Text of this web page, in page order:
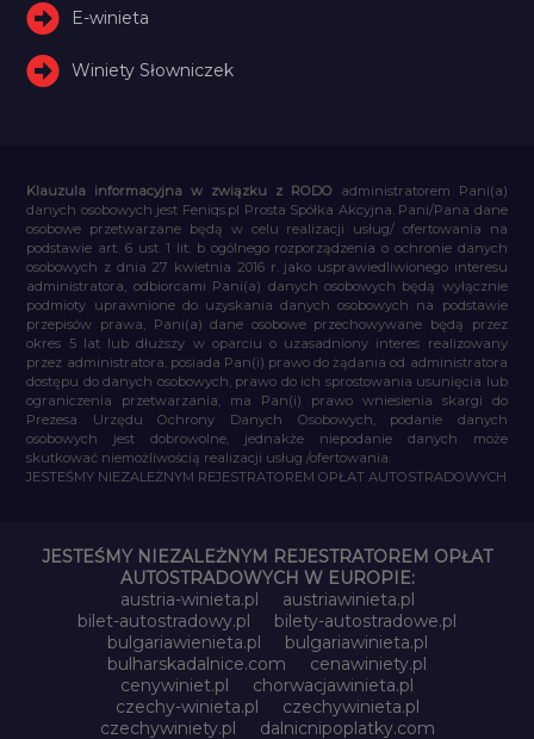
E-winieta
Winiety Słowniczek
Klauzula informacyjna w związku z RODO administratorem Pani(a)
danych osobowych jest Feniqs.pl Prosta Spółka Akcyjna. Pani/Pana dane
osobowe przetwarzane będą w celu realizacji usług/ ofertowania na
podstawie art. 6 ust. 1 lit. b ogólnego rozporządzenia o ochronie danych
osobowych z dnia 27 kwietnia 2016 r. jako usprawiedliwionego interesu
administratora, odbiorcami Pani(a) danych osobowych będą wyłącznie
podmioty uprawnione do uzyskania danych osobowych na podstawie
przepisów prawa, Pani(a) dane osobowe przechowywane będą przez
okres 5 lat lub dłuższy w oparciu o uzasadniony interes realizowany
przez administratora, posiada Pan(i) prawo do żądania od administratora
dostępu do danych osobowych, prawo do ich sprostowania usunięcia lub
ograniczenia przetwarzania, ma Pan(i) prawo wniesienia skargi do
Prezesa Urzędu Ochrony Danych Osobowych, podanie danych
osobowych jest dobrowolne, jednakże niepodanie danych może
skutkować niemożliwością realizacji usług /ofertowania.
JESTEŚMY NIEZALEŻNYM REJESTRATOREM OPŁAT AUTOSTRADOWYCH
JESTEŚMY NIEZALEŻNYM REJESTRATOREM OPŁAT
AUTOSTRADOWYCH W EUROPIE:
austria-winieta.pl
austriawinieta.pl
bilet-autostradowy.pl
bilety-autostradowe.pl
bulgariawienieta.pl
bulgariawinieta.pl
bulharskadalnice.com
cenawiniety.pl
cenywiniet.pl
chorwacjawinieta.pl
czechy-winieta.pl
czechywinieta.pl
czechywiniety.pl
dalnicnipoplatky.com